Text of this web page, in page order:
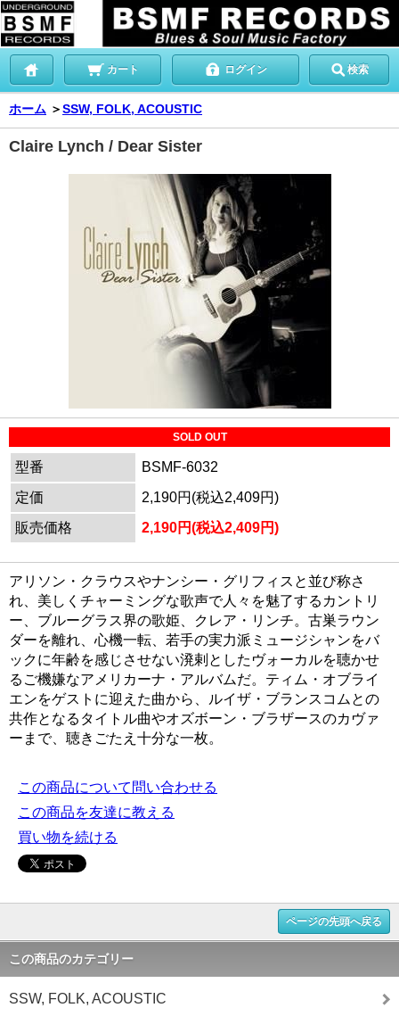
カート ログイン 検索
ホーム ＞SSW, FOLK, ACOUSTIC
Claire Lynch / Dear Sister
SOLD OUT
型番
BSMF-6032
定価
2,190円(税込2,409円)
販売価格
2,190円(税込2,409円)
アリソン・クラウスやナンシー・グリフィスと並び称さ
れ、美しくチャーミングな歌声で人々を魅了するカントリ
ー、ブルーグラス界の歌姫、クレア・リンチ。古巣ラウン
ダーを離れ、心機一転、若手の実力派ミュージシャンをバ
ックに年齢を感じさせない溌剌としたヴォーカルを聴かせ
るご機嫌なアメリカーナ・アルバムだ。ティム・オブライ
エンをゲストに迎えた曲から、ルイザ・ブランスコムとの
共作となるタイトル曲やオズボーン・ブラザースのカヴァ
ーまで、聴きごたえ十分な一枚。
この商品について問い合わせる
この商品を友達に教える
買い物を続ける
ページの先頭へ戻る
この商品のカテゴリー
SSW, FOLK, ACOUSTIC